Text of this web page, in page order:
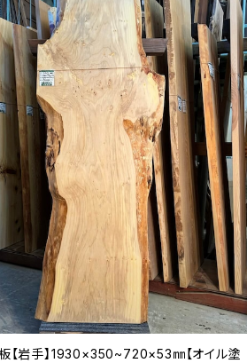
【岩手】1930×350~720×53㎜【オイル塗